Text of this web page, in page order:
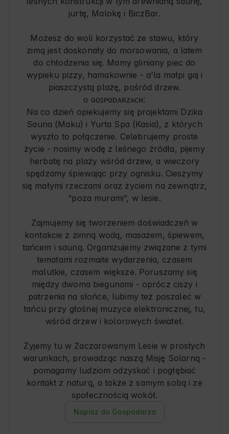
jurtę, Malokę i BiczBar.
Możesz do woli korzystać ze stawu, który
zimą jest doskonały do morsowania, a latem
do chłodzenia się. Mamy gliniany piec do
wypieku pizzy, hamakownie - a'la małpi gaj i
piaszczystą plażę, pośród drzew.
ᴏ ɢᴏꜱᴘᴏᴅᴀʀᴢᴀᴄʜ:
Na co dzień opiekujemy się projektami Dzika
Sauna (Maku) i Yurta Spa (Kasia), z których
wyszło to połączenie. Celebrujemy proste
życie - nosimy wodę z leśnego źródła, pijemy
herbatę na plaży wśród drzew, a wieczory
spędzamy śpiewając przy ognisku. Cieszymy
się małymi rzeczami oraz życiem na zewnątrz,
“poza murami”, w lesie.
Zajmujemy się tworzeniem doświadczeń w
kontakcie z zimną wodą, masażem, śpiewem,
tańcem i sauną. Organizujemy związane z tymi
tematami rozmaite wydarzenia, czasem
malutkie, czasem większe. Poruszamy się
między dwoma biegunami - oprócz ciszy i
patrzenia na słońce, lubimy też poszaleć w
tańcu przy głośnej muzyce elektronicznej, tu,
wśród drzew i kolorowych świateł.
Żyjemy tu w Zaczarowanym Lesie w prostych
warunkach, prowadząc naszą Misję Solarną -
pomagamy ludziom odzyskać i pogłębiać
kontakt z naturą, a także z samym sobą i ze
społecznością wokół.
Napisz do Gospodarza